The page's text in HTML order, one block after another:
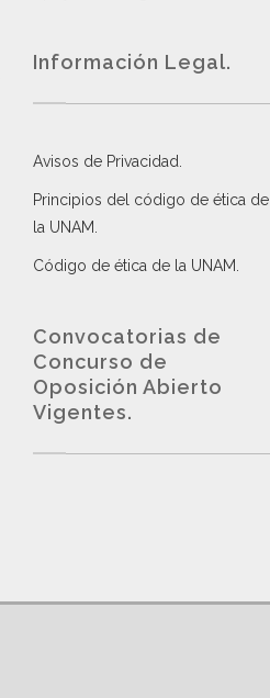
Información Legal.
Avisos de Privacidad
Principios del código de ética de
la UNAM
Código de ética de la UNAM
Convocatorias de
Concurso de
Oposición Abierto
Vigentes.